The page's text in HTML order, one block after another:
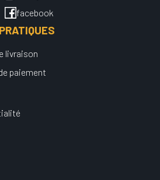
facebook
livraison
paiement